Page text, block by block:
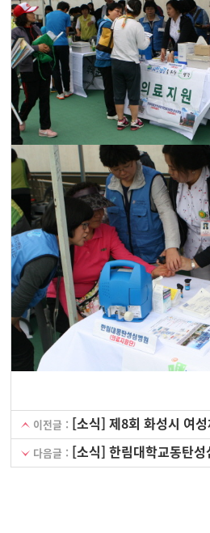
이전글 : [소식] 제8회 화성시 여성
다음글 : [소식] 한림대학교동탄